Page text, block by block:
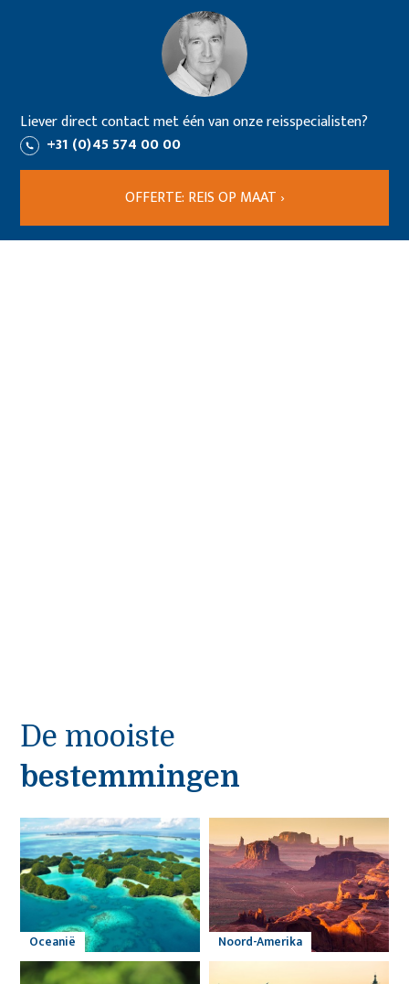
Liever direct contact met één van onze reisspecialisten?
+31 (0)45 574 00 00
OFFERTE: REIS OP MAAT ›
De mooiste
bestemmingen
Oceanië Noord-Amerika